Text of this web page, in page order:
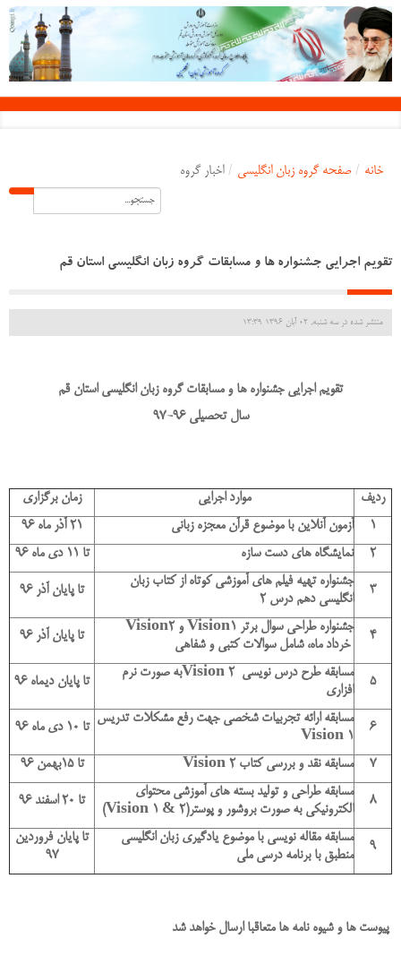
خانه / صفحه گروه زبان انگلیسی / اخبار گروه
تقویم اجرایی جشنواره ها و مسابقات گروه زبان انگلیسی استان قم
منتشر شده در سه شنبه, 02 آبان 1396 13:39
تقویم اجرایی جشنواره ها و مسابقات گروه زبان انگلیسی استان قم
سال تحصیلی 96-97
ردیف موارد اجرایی
زمان برگزاری
1
آزمون آنلاین با موضوع قرآن معجزه زبانی
21 آذر ماه 96
2
نمایشگاه های دست سازه تا 11 دی ماه 96
3
جشنواره تهیه فیلم های آموزشی کوتاه از کتاب زبان
انگلیسی دهم درس 2
تا پایان آذر 96
4
جشنواره طراحی سوال برتر Vision1 و Vision2
خرداد ماه، شامل سوالات کتبی و شفاهی
تا پایان آذر 96
5
مسابقه طرح درس نویسی Vision 2به صورت نرم
افزاری
تا پایان دیماه 96
6
مسابقه ارائه تجربیات شخصی جهت رفع مشکلات تدریس
Vision 1
تا 10 دی ماه 96
7 مسابقه نقد و بررسی کتابVision 2 تا 15بهمن 96
8
مسابقه طراحی و تولید بسته های آموزشی محتوای
الکترونیکی به صورت بروشور و پوستر((Vision 1 & 2
تا 20 اسفند 96
9
مسابقه مقاله نویسی با موضوع یادگیری زبان انگلیسی
منطبق با برنامه درسی ملی
تا پایان فروردین
97
پیوست ها و شیوه نامه ها متعاقبا ارسال خواهد شد